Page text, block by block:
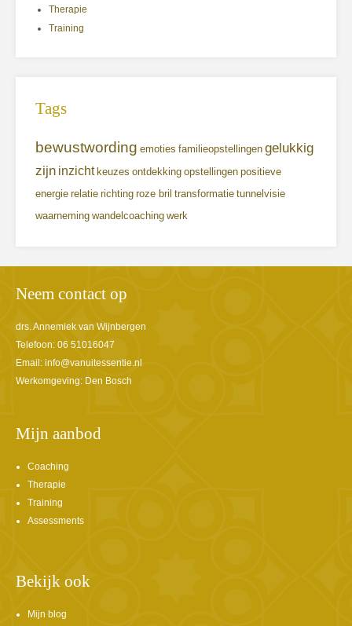
Therapie
Training
Tags
bewustwording emoties familieopstellingen gelukkig
zijn inzicht keuzes ontdekking opstellingen positieve
energie relatie richting roze bril transformatie tunnelvisie
waarneming wandelcoaching werk
Neem contact op
drs. Annemiek van Wijnbergen
Telefoon: 06 51016047
Email: info@vanuitessentie.nl
Werkomgeving: Den Bosch
Mijn aanbod
Coaching
Therapie
Training
Assessments
Bekijk ook
Mijn blog